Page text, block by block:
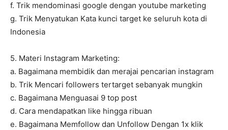
f. Trik mendominasi google dengan youtube marketing
g. Trik Menyatukan Kata kunci target ke seluruh kota di
Indonesia
5. Materi Instagram Marketing:
a. Bagaimana membidik dan merajai pencarian instagram
b. Trik Mencari followers tertarget sebanyak mungkin
c. Bagaimana Menguasai 9 top post
d. Cara mendapatkan like hingga ribuan
e. Bagaimana Memfollow dan Unfollow Dengan 1x klik